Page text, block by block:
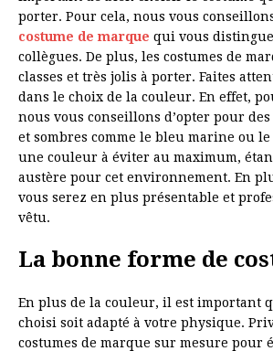
porter. Pour cela, nous vous
costume de marque qui vous
collègues. De plus, les costumes de
classes et très jolis à porter. Faites
dans le choix de la couleur. En effet,
nous vous conseillons d’opter pour
et sombres comme le bleu marine ou
une couleur à éviter au maximum,
austère pour cet environnement. En
vous serez en plus présentable et
vêtu.
La bonne forme de
En plus de la couleur, il est important
choisi soit adapté à votre physique.
costumes de marque sur mesure pour